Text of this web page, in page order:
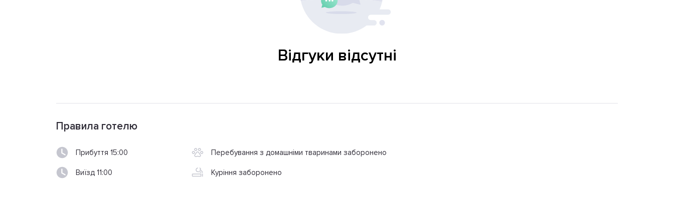
Відгуки відсутні
Правила готелю
Прибуття 15:00
Виїзд 11:00
Перебування з домашніми тваринами заборонено
Куріння заборонено